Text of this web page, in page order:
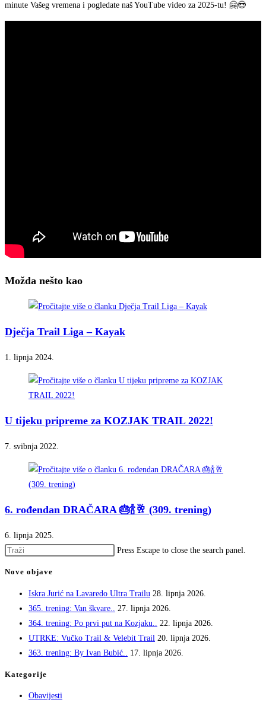
minute Vašeg vremena i pogledate naš YouTube video za 2025-tu! 🤗😎
Možda nešto kao
Dječja Trail Liga – Kayak
1. lipnja 2024.
U tijeku pripreme za KOZJAK TRAIL 2022!
7. svibnja 2022.
6. rođendan DRAČARA 🎂🍾🥂 (309. trening)
6. lipnja 2025.
Press Escape to close the search panel.
Nove objave
Iskra Jurić na Lavaredo Ultra Trailu 28. lipnja 2026.
365. trening: Van škvare..
27. lipnja 2026.
364. trening: Po prvi put na Kozjaku..
22. lipnja 2026.
UTRKE: Vučko Trail & Velebit Trail 20. lipnja 2026.
363. trening: By Ivan Bubić..
17. lipnja 2026.
Kategorije
Obavijesti